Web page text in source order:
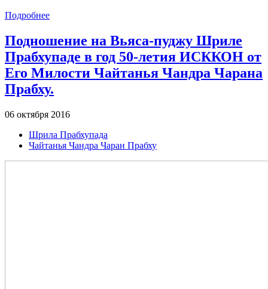
Подробнее
Подношение на Вьяса-пуджу Шриле
Прабхупаде в год 50-летия ИСККОН от
Его Милости Чайтанья Чандра Чарана
Прабху.
06 октября 2016
Шрила Прабхупада
Чайтанья Чандра Чаран Прабху